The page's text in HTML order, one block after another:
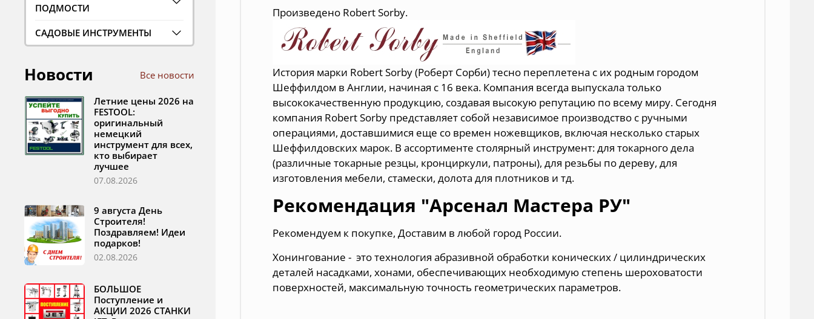
Произведено Robert Sorby.
История марки Robert Sorby (Роберт Сорби) тесно переплетена с их родным городом
Шеффилдом в Англии, начиная с 16 века. Компания всегда выпускала только
высококачественную продукцию, создавая высокую репутацию по всему миру. Сегодня
компания Robert Sorby представляет собой независимое производство с ручными
операциями, доставшимися еще со времен ножевщиков, включая несколько старых
Шеффилдовских марок. В ассортименте столярный инструмент: для токарного дела
(различные токарные резцы, кронциркули, патроны), для резьбы по дереву, для
изготовления мебели, стамески, долота для плотников и тд.
Рекомендация "Арсенал Мастера РУ"
Рекомендуем к покупке, Доставим в любой город России.
Хонингование - это технология абразивной обработки конических / цилиндрических
деталей насадками, хонами, обеспечивающих необходимую степень шероховатости
поверхностей, максимальную точность геометрических параметров.
ПОДМОСТИ
САДОВЫЕ ИНСТРУМЕНТЫ
Новости Все новости
Летние цены 2026 на
FESTOOL:
оригинальный
немецкий
инструмент для всех,
кто выбирает
лучшее
07.08.2026
9 августа День
Строителя!
Поздравляем! Идеи
подарков!
02.08.2026
БОЛЬШОЕ
Поступление и
АКЦИИ 2026 СТАНКИ